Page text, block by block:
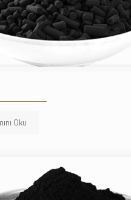
Oku